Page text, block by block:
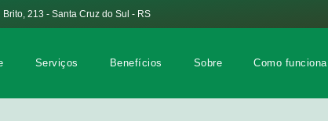
213 - Santa Cruz do Sul - RS
Serviços Benefícios Sobre Como funciona